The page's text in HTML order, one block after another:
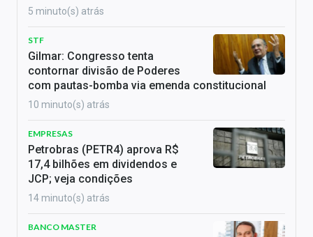
5 minuto(s) atrás
STF
Gilmar: Congresso tenta
contornar divisão de Poderes
com pautas-bomba via emenda constitucional
10 minuto(s) atrás
EMPRESAS
Petrobras (PETR4) aprova R$
17,4 bilhões em dividendos e
JCP; veja condições
14 minuto(s) atrás
BANCO MASTER